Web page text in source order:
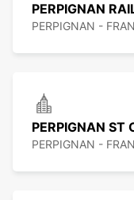
PERPIGNAN
PERPIGNAN -
PERPIGNAN ST
PERPIGNAN -